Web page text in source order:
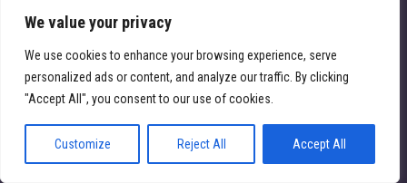
We value your privacy
We use cookies to enhance your browsing experience, serve
personalized ads or content, and analyze our traffic. By clicking
"Accept All", you consent to our use of cookies.
Customize Reject All Accept All
Saisissez votre adresse e-mail
JE REÇOIS MA RÉDUCTION